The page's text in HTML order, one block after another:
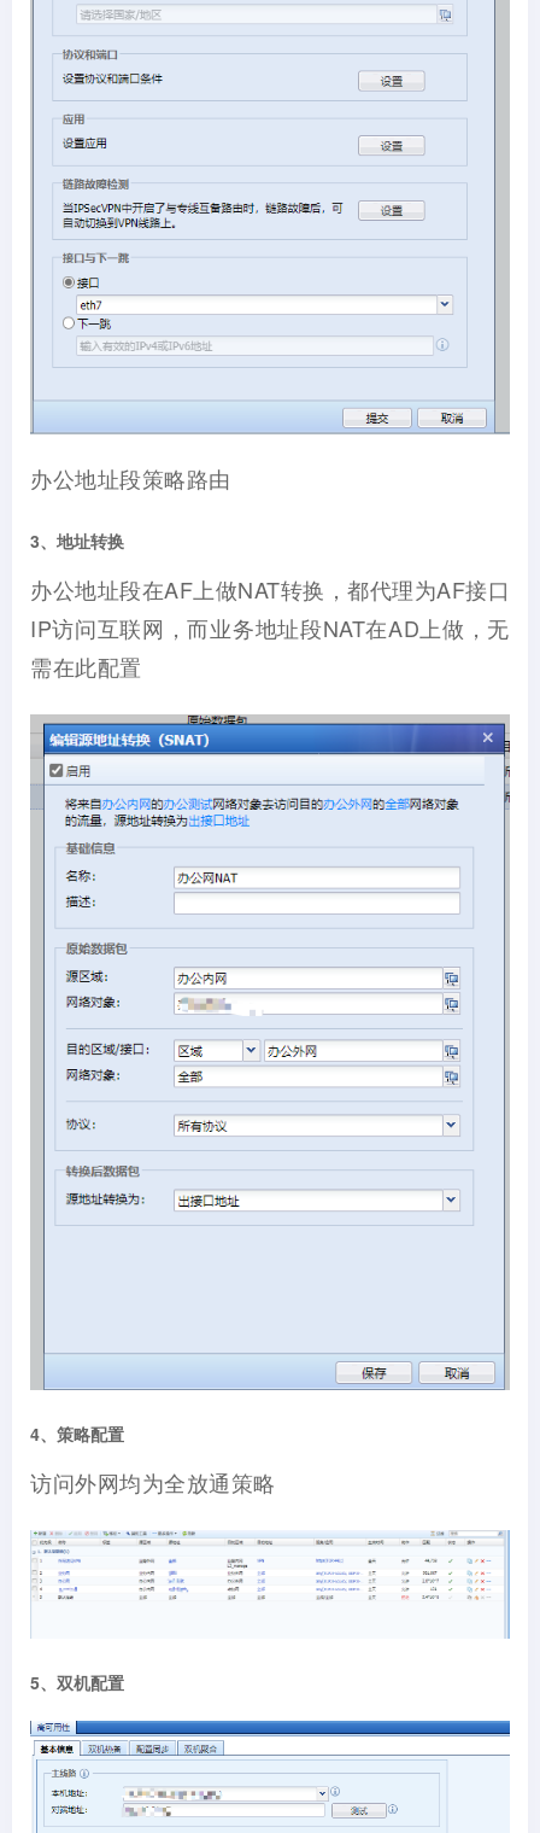
办公地址段策略路由
3、地址转换
办公地址段在AF上做NAT转换，都代理为AF接口
IP访问互联网，而业务地址段NAT在AD上做，无
需在此配置
4、策略配置
访问外网均为全放通策略
5、双机配置